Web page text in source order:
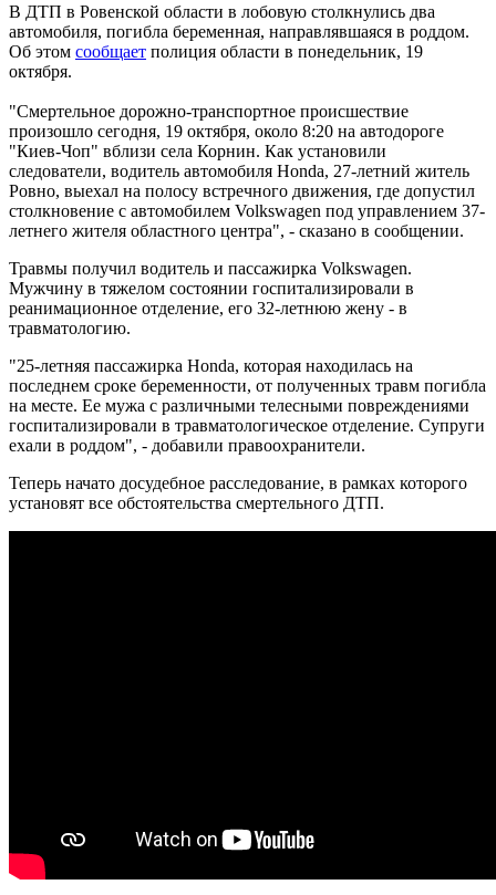
В ДТП в Ровенской области в лобовую столкнулись два
автомобиля, погибла беременная, направлявшаяся в роддом.
Об этом сообщает полиция области в понедельник, 19
октября.
"Смертельное дорожно-транспортное происшествие
произошло сегодня, 19 октября, около 8:20 на автодороге
"Киев-Чоп" вблизи села Корнин. Как установили
следователи, водитель автомобиля Honda, 27-летний житель
Ровно, выехал на полосу встречного движения, где допустил
столкновение с автомобилем Volkswagen под управлением 37-
летнего жителя областного центра", - сказано в сообщении.
Травмы получил водитель и пассажирка Volkswagen.
Мужчину в тяжелом состоянии госпитализировали в
реанимационное отделение, его 32-летнюю жену - в
травматологию.
"25-летняя пассажирка Honda, которая находилась на
последнем сроке беременности, от полученных травм погибла
на месте. Ее мужа с различными телесными повреждениями
госпитализировали в травматологическое отделение. Супруги
ехали в роддом", - добавили правоохранители.
Теперь начато досудебное расследование, в рамках которого
установят все обстоятельства смертельного ДТП.